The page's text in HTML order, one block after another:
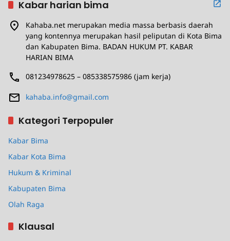
Kabar harian bima
Kahaba.net merupakan media massa berbasis daerah
yang kontennya merupakan hasil peliputan di Kota Bima
dan Kabupaten Bima. BADAN HUKUM PT. KABAR
HARIAN BIMA
081234978625 – 085338575986 (jam kerja)
kahaba.info@gmail.com
Kategori Terpopuler
Kabar Bima
Kabar Kota Bima
Hukum & Kriminal
Kabupaten Bima
Olah Raga
Klausal